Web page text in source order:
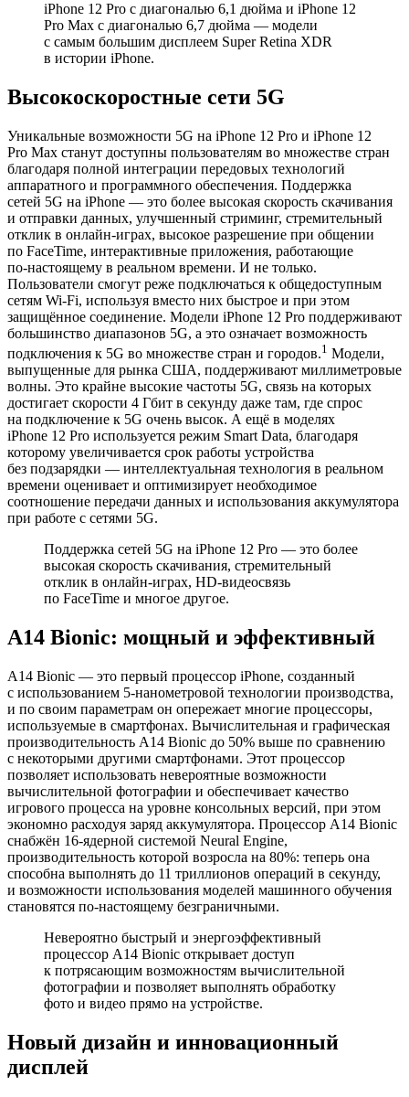
iPhone 12 Pro с диагональю 6,1 дюйма и iPhone 12
Pro Max с диагональю 6,7 дюйма — модели
с самым большим дисплеем Super Retina XDR
в истории iPhone.
Высокоскоростные сети 5G
Уникальные возможности 5G на iPhone 12 Pro и iPhone 12
Pro Max станут доступны пользователям во множестве стран
благодаря полной интеграции передовых технологий
аппаратного и программного обеспечения. Поддержка
сетей 5G на iPhone — это более высокая скорость скачивания
и отправки данных, улучшенный стриминг, стремительный
отклик в онлайн-играх, высокое разрешение при общении
по FaceTime, интерактивные приложения, работающие
по‑настоящему в реальном времени. И не только.
Пользователи смогут реже подключаться к общедоступным
сетям Wi‑Fi, используя вместо них быстрое и при этом
защищённое соединение. Модели iPhone 12 Pro поддерживают
большинство диапазонов 5G, а это означает возможность
подключения к 5G во множестве стран и городов.1 Модели,
выпущенные для рынка США, поддерживают миллиметровые
волны. Это крайне высокие частоты 5G, связь на которых
достигает скорости 4 Гбит в секунду даже там, где спрос
на подключение к 5G очень высок. А ещё в моделях
iPhone 12 Pro используется режим Smart Data, благодаря
которому увеличивается срок работы устройства
без подзарядки — интеллектуальная технология в реальном
времени оценивает и оптимизирует необходимое
соотношение передачи данных и использования аккумулятора
при работе с сетями 5G.
Поддержка сетей 5G на iPhone 12 Pro — это более
высокая скорость скачивания, стремительный
отклик в онлайн-играх, HD‑видеосвязь
по FaceTime и многое другое.
A14 Bionic: мощный и эффективный
A14 Bionic — это первый процессор iPhone, созданный
с использованием 5‑нанометровой технологии производства,
и по своим параметрам он опережает многие процессоры,
используемые в смартфонах. Вычислительная и графическая
производительность A14 Bionic до 50% выше по сравнению
с некоторыми другими смартфонами. Этот процессор
позволяет использовать невероятные возможности
вычислительной фотографии и обеспечивает качество
игрового процесса на уровне консольных версий, при этом
экономно расходуя заряд аккумулятора. Процессор A14 Bionic
снабжён 16‑ядерной системой Neural Engine,
производительность которой возросла на 80%: теперь она
способна выполнять до 11 триллионов операций в секунду,
и возможности использования моделей машинного обучения
становятся по‑настоящему безграничными.
Невероятно быстрый и энергоэффективный
процессор A14 Bionic открывает доступ
к потрясающим возможностям вычислительной
фотографии и позволяет выполнять обработку
фото и видео прямо на устройстве.
Новый дизайн и инновационный
дисплей